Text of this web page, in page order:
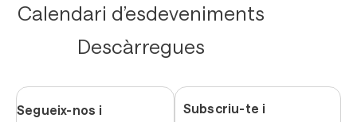
Calendari d’esdeveniments
Descàrregues
Segueix-nos i Subscriu-te i